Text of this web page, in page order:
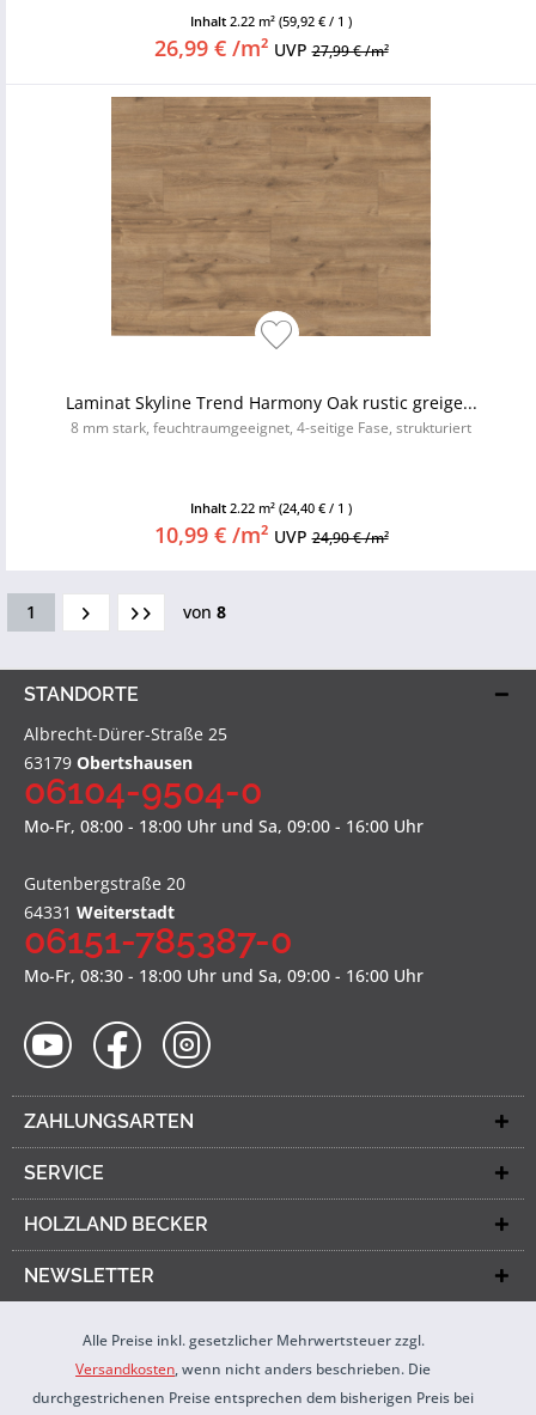
Inhalt 2.22 m² (59,92 € / 1 )
26,99 € /m² UVP27,99 € /m²
Laminat Skyline Trend Harmony Oak rustic greige...
8 mm stark, feuchtraumgeeignet, 4-seitige Fase, strukturiert
Inhalt 2.22 m² (24,40 € / 1 )
10,99 € /m² UVP24,90 € /m²
1 von 8
STANDORTE
Albrecht-Dürer-Straße 25
63179 Obertshausen
06104-9504-0
Mo-Fr, 08:00 - 18:00 Uhr und Sa, 09:00 - 16:00 Uhr
Gutenbergstraße 20
64331 Weiterstadt
06151-785387-0
Mo-Fr, 08:30 - 18:00 Uhr und Sa, 09:00 - 16:00 Uhr
ZAHLUNGSARTEN
SERVICE
HOLZLAND BECKER
NEWSLETTER
Alle Preise inkl. gesetzlicher Mehrwertsteuer zzgl.
Versandkosten, wenn nicht anders beschrieben. Die
durchgestrichenen Preise entsprechen dem bisherigen Preis bei